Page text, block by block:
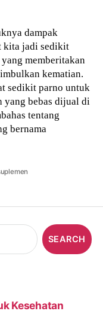
dampak
kita jadi sedikit
memberitakan
kematian.
sedikit parno untuk
yang bebas dijual di
tentang
bernama
Kesehatan